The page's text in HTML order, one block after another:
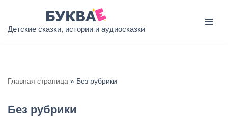
Перейти
Детские сказки, истории и аудиосказки
Главная страница » Без рубрики
Без рубрики